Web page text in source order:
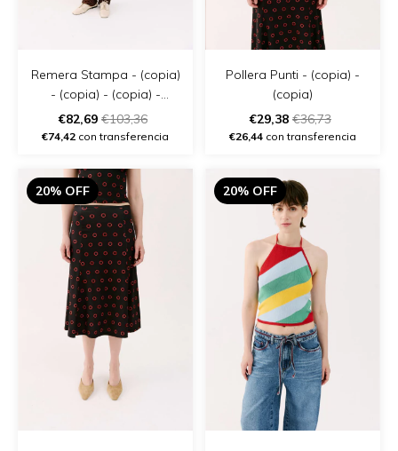
Remera Stampa - (copia)
- (copia) - (copia) -
(copia) - (copia) - (copia)
- (copia)
€82,69 €103,36
€74,42 con transferencia
Pollera Punti - (copia) -
(copia)
€29,38 €36,73
€26,44 con transferencia
20% OFF 20% OFF